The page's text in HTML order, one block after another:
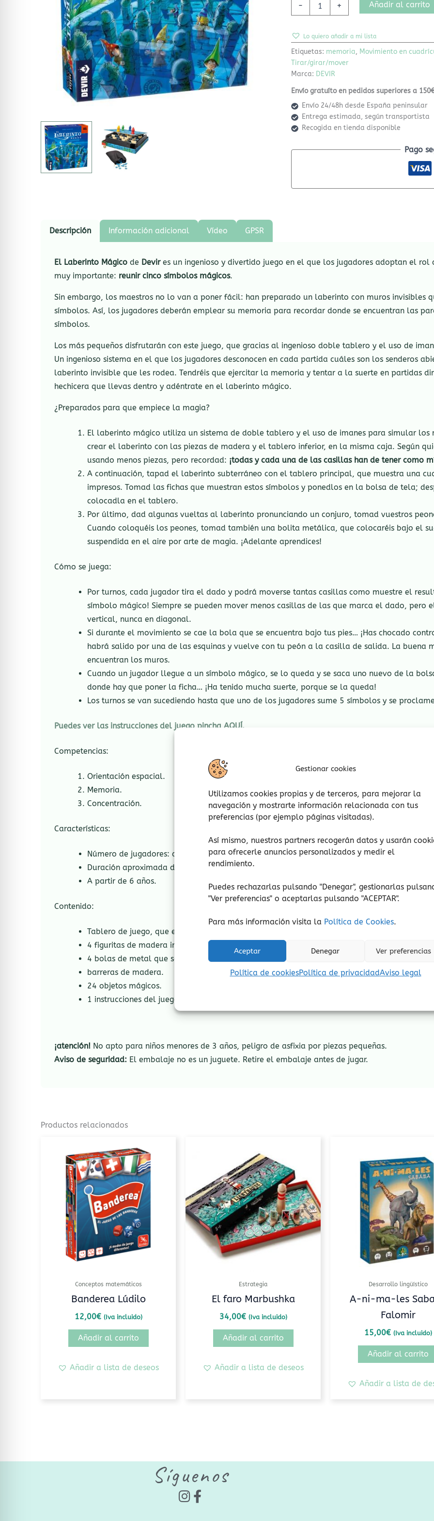
Gestionar cookies
Utilizamos cookies propias y de terceros, para mejorar la
navegación y mostrarte información relacionada con tus
preferencias (por ejemplo páginas visitadas).
Así mismo, nuestros partners recogerán datos y usarán
para ofrecerle anuncios personalizados y medir el
rendimiento.
Puedes rechazarlas pulsando "Denegar", gestionarlas
"Ver preferencias" o aceptarlas pulsando "ACEPTAR".
Para más información visita la Política de Cookies.
Aceptar Denegar Ver preferencias
Política de cookiesPolítica de privacidadAviso legal
- + Añadir al carrito
Lo quiero añadir a mi lista
Etiquetas: memoria, Movimiento en
Tirar/girar/mover
Marca: DEVIR
Envío gratuíto en pedidos superiores a
Envío 24/48h desde España peninsular
Entrega estimada, según transportista
Recogida en tienda disponible
Pago
Descripción Información adicional Vídeo GPSR
El Laberinto Mágico de Devires un ingenioso y divertido juego en el que los jugadores adoptan el rol
muy importante: reunir cinco símbolos mágicos.
Sin embargo, los maestros no lo van a poner fácil: han preparado un laberinto con muros invisibles
símbolos. Así, los jugadores deberán emplear su memoria para recordar donde se encuentran las
símbolos.
Los más pequeños disfrutarán con este juego, que gracias al ingenioso doble tablero y el uso de
Un ingenioso sistema en el que los jugadores desconocen en cada partida cuáles son los senderos
laberinto invisible que les rodea. Tendréis que ejercitar la memoria y tentar a la suerte en partidas
hechicera que llevas dentro y adéntrate en el laberinto mágico.
¿Preparados para que empiece la magia?
El laberinto mágico utiliza un sistema de doble tablero y el uso de imanes para simular los
crear el laberinto con las piezas de madera y el tablero inferior, en la misma caja. Según
usando menos piezas, pero recordad: ¡todas y cada una de las casillas han de tener como
A continuación, tapad el laberinto subterráneo con el tablero principal, que muestra una
impresos. Tomad las fichas que muestran estos símbolos y ponedlos en la bolsa de tela;
colocadla en el tablero.
Por último, dad algunas vueltas al laberinto pronunciando un conjuro, tomad vuestros
Cuando coloquéis los peones, tomad también una bolita metálica, que colocaréis bajo el
suspendida en el aire por arte de magia. ¡Adelante aprendices!
Cómo se juega:
Por turnos, cada jugador tira el dado y podrá moverse tantas casillas como muestre el
símbolo mágico! Siempre se pueden mover menos casillas de las que marca el dado, pero
vertical, nunca en diagonal.
Si durante el movimiento se cae la bola que se encuentra bajo tus pies… ¡Has chocado
habrá salido por una de las esquinas y vuelve con tu peón a la casilla de salida. La buena
encuentran los muros.
Cuando un jugador llegue a un símbolo mágico, se lo queda y se saca uno nuevo de la
donde hay que poner la ficha… ¡Ha tenido mucha suerte, porque se la queda!
Los turnos se van sucediendo hasta que uno de los jugadores sume 5 símbolos y se
Puedes ver las instrucciones del juego pincha AQUÍ.
Competencias:
Orientación espacial.
Memoria.
Concentración.
Características:
Número de jugadores: de 2 a 4 personas.
Duración aproximada de cada partida: 30 min.
A partir de 6 años.
Contenido:
Tablero de juego, que es la misma caja.
4 figuritas de madera imantadas (los 4 jugadores).
4 bolas de metal que se enganchan debajo cada jugador.
barreras de madera.
24 objetos mágicos.
1 instrucciones del juego.
¡atención! No apto para niños menores de 3 años, peligro de asfixia por piezas pequeñas.
Aviso de seguridad: El embalaje no es un juguete. Retire el embalaje antes de jugar.
Productos relacionados
Conceptos matemáticos
Banderea Lúdilo
12,00€ (Iva incluido)
Añadir al carrito
Añadir a lista de deseos
Estrategia
El faro Marbushka
34,00€ (Iva incluido)
Añadir al carrito
Añadir a lista de deseos
Desarrollo lingüístico
A-ni-ma-les
Falomir
15,00€ (Iva incluido)
Añadir al carrito
Añadir a lista de
Síguenos
I
F
a